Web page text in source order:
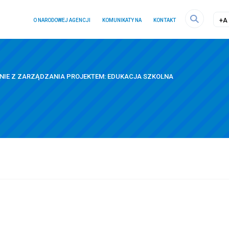
menu
O NARODOWEJ AGENCJI KOMUNIKATY NA KONTAKT
Szukaj
+A
Z ZARZĄDZANIA PROJEKTEM: EDUKACJA SZKOLNA